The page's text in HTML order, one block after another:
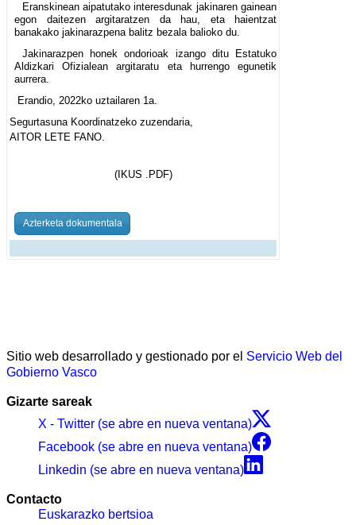
Eranskinean aipatutako interesdunak jakinaren gainean
egon daitezen argitaratzen da hau, eta haientzat
banakako jakinarazpena balitz bezala balioko du.
Jakinarazpen honek ondorioak izango ditu Estatuko
Aldizkari Ofizialean argitaratu eta hurrengo egunetik
aurrera.
Erandio, 2022ko uztailaren 1a.
Segurtasuna Koordinatzeko zuzendaria,
AITOR LETE FANO.
(IKUS .PDF)
Azterketa dokumentala
Sitio web desarrollado y gestionado por el Servicio Web del
Gobierno Vasco
Gizarte sareak
X - Twitter (se abre en nueva ventana)
Facebook (se abre en nueva ventana)
Linkedin (se abre en nueva ventana)
Contacto
Euskarazko bertsioa